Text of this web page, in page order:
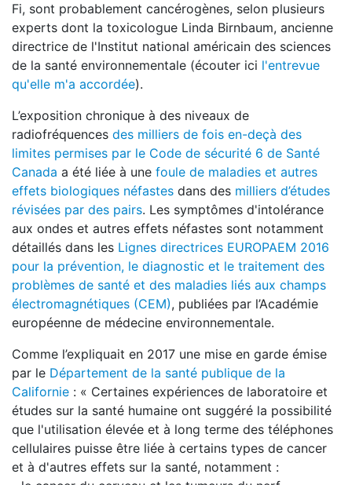
Fi, sont probablement cancérogènes, selon plusieurs
experts dont la toxicologue Linda Birnbaum, ancienne
directrice de l'Institut national américain des sciences
de la santé environnementale (écouter ici l'entrevue
qu'elle m'a accordée).
L’exposition chronique à des niveaux de
radiofréquences des milliers de fois en-deçà des
limites permises par le Code de sécurité 6 de Santé
Canada a été liée à une foule de maladies et autres
effets biologiques néfastes dans des milliers d’études
révisées par des pairs. Les symptômes d'intolérance
aux ondes et autres effets néfastes sont notamment
détaillés dans les Lignes directrices EUROPAEM 2016
pour la prévention, le diagnostic et le traitement des
problèmes de santé et des maladies liés aux champs
électromagnétiques (CEM), publiées par l’Académie
européenne de médecine environnementale.
Comme l’expliquait en 2017 une mise en garde émise
par le Département de la santé publique de la
Californie : « Certaines expériences de laboratoire et
études sur la santé humaine ont suggéré la possibilité
que l'utilisation élevée et à long terme des téléphones
cellulaires puisse être liée à certains types de cancer
et à d'autres effets sur la santé, notamment :